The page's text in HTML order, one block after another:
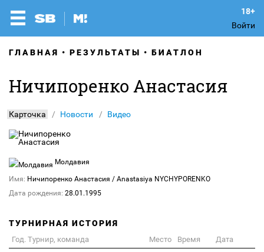
Войти
ГЛАВНАЯ РЕЗУЛЬТАТЫ БИАТЛОН
Ничипоренко Анастасия
Карточка Новости Видео
Молдавия
Имя: Ничипоренко Анастасия / Anastasiya NYCHYPORENKO
Дата рождения: 28.01.1995
ТУРНИРНАЯ ИСТОРИЯ
Год. Турнир, команда Место Время
Дата